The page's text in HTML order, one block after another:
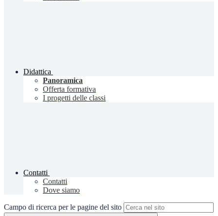
Didattica
Panoramica
Offerta formativa
I progetti delle classi
Contatti
Contatti
Dove siamo
Campo di ricerca per le pagine del sito